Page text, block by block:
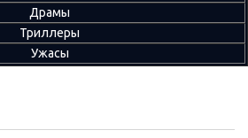
Драмы
Триллеры
Ужасы